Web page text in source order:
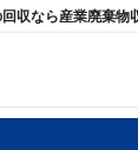
収なら産業廃棄物